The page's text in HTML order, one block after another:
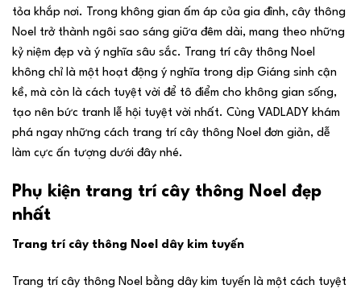
tỏa khắp nơi. Trong không gian ấm áp của gia đình, cây thông
Noel trở thành ngôi sao sáng giữa đêm dài, mang theo những
kỷ niệm đẹp và ý nghĩa sâu sắc. Trang trí cây thông Noel
không chỉ là một hoạt động ý nghĩa trong dịp Giáng sinh cận
kề, mà còn là cách tuyệt vời để tô điểm cho không gian sống,
tạo nên bức tranh lễ hội tuyệt vời nhất. Cùng VADLADY khám
phá ngay những cách trang trí cây thông Noel đơn giản, dễ
làm cực ấn tượng dưới đây nhé.
Phụ kiện trang trí cây thông Noel đẹp
nhất
Trang trí cây thông Noel dây kim tuyến
Trang trí cây thông Noel bằng dây kim tuyến là một cách tuyệt